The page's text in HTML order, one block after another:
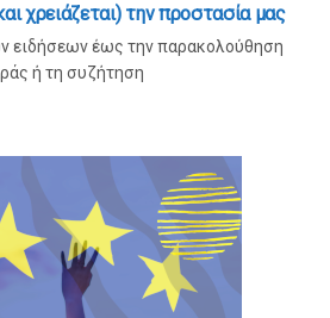
χρειάζεται) την προστασία μας
ειδήσεων έως την παρακολούθηση
ή τη συζήτηση